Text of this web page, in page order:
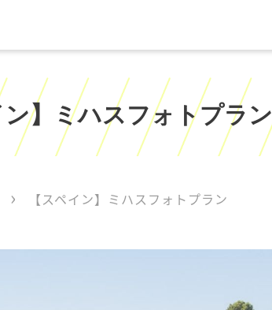
】ミハスフォトプラン
【スペイン】ミハスフォトプラン